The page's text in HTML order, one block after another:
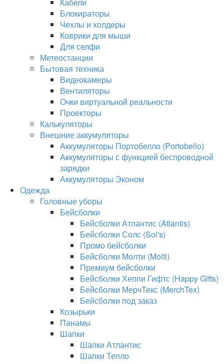
Блокираторы
Чехлы и холдеры
Коврики для мыши
Для селфи
Метеостанции
Бытовая техника
Видеокамеры
Вентиляторы
Очки виртуальной реальности
Проекторы
Калькуляторы
Внешние аккумуляторы
Аккумуляторы Портобелло (Portobello)
Аккумуляторы с функцией беспроводной
зарядки
Аккумуляторы Эконом
Одежда
Головные уборы
Бейсболки
Бейсболки Атлантис (Atlantis)
Бейсболки Солс (Sol's)
Промо бейсболки
Бейсболки Молти (Molti)
Премиум бейсболки
Бейсболки Хеппи Гифтс (Happy Gifts)
Бейсболки МерчТекс (MerchTex)
Бейсболки под заказ
Козырьки
Панамы
Шапки
Шапки Атлантис
Шапки Тепло